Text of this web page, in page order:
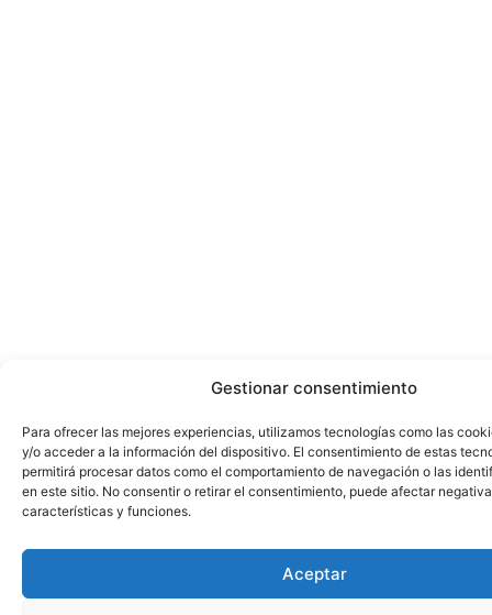
Gestionar consentimiento
Para ofrecer las mejores experiencias, utilizamos tecnologías como las
y/o acceder a la información del dispositivo. El consentimiento de estas
permitirá procesar datos como el comportamiento de navegación o las
en este sitio. No consentir o retirar el consentimiento, puede afectar
características y funciones.
Aceptar